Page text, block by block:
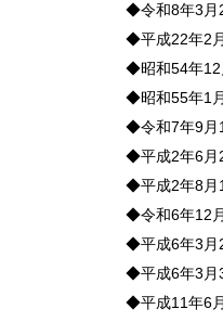
◆令和8年3月
◆平成22年2
◆昭和54年12
◆昭和55年1
◆令和7年9月
◆平成2年6月
◆平成2年8月
◆令和6年12
◆平成6年3月
◆平成6年3月
◆平成11年6